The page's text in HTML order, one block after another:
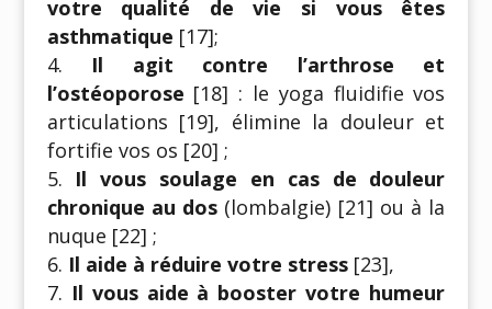
votre qualité de vie si vous êtes
asthmatique [17];
Il agit contre l’arthrose et
l’ostéoporose [18] : le yoga fluidifie vos
articulations [19], élimine la douleur et
fortifie vos os [20] ;
Il vous soulage en cas de douleur
chronique au dos (lombalgie) [21] ou à la
nuque [22] ;
Il aide à réduire votre stress[23],
Il vous aide à booster votre humeur